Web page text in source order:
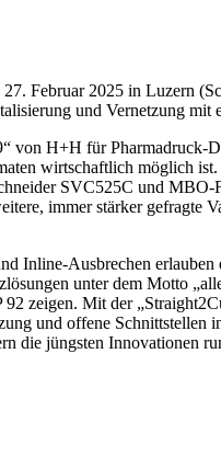
Februar 2025 in Luzern
und Vernetzung mit
von H+H für Pharmadruck-
wirtschaftlich möglich
SVC525C und MBO-
immer stärker gefragte
Inline-Ausbrechen erlauben
unter dem Motto
zeigen. Mit der
und offene Schnittstellen
die jüngsten Innovationen